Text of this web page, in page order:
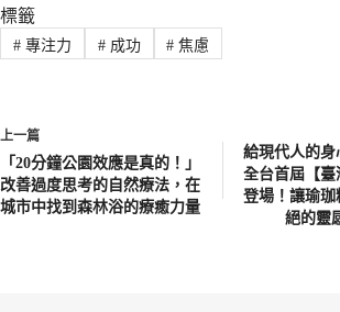
標籤
#專注力 #成功 # 焦慮
上一篇
「20分鐘公園效應是真的！」
改善過度思考的自然療法，在
城市中找到森林浴的療癒力量
給現代人的身
全台首屆【臺
登場！讓瑜
絕的靈